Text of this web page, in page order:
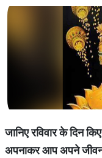
जानिएरविवारकेदिनकिए
अपनाकरआपअपने